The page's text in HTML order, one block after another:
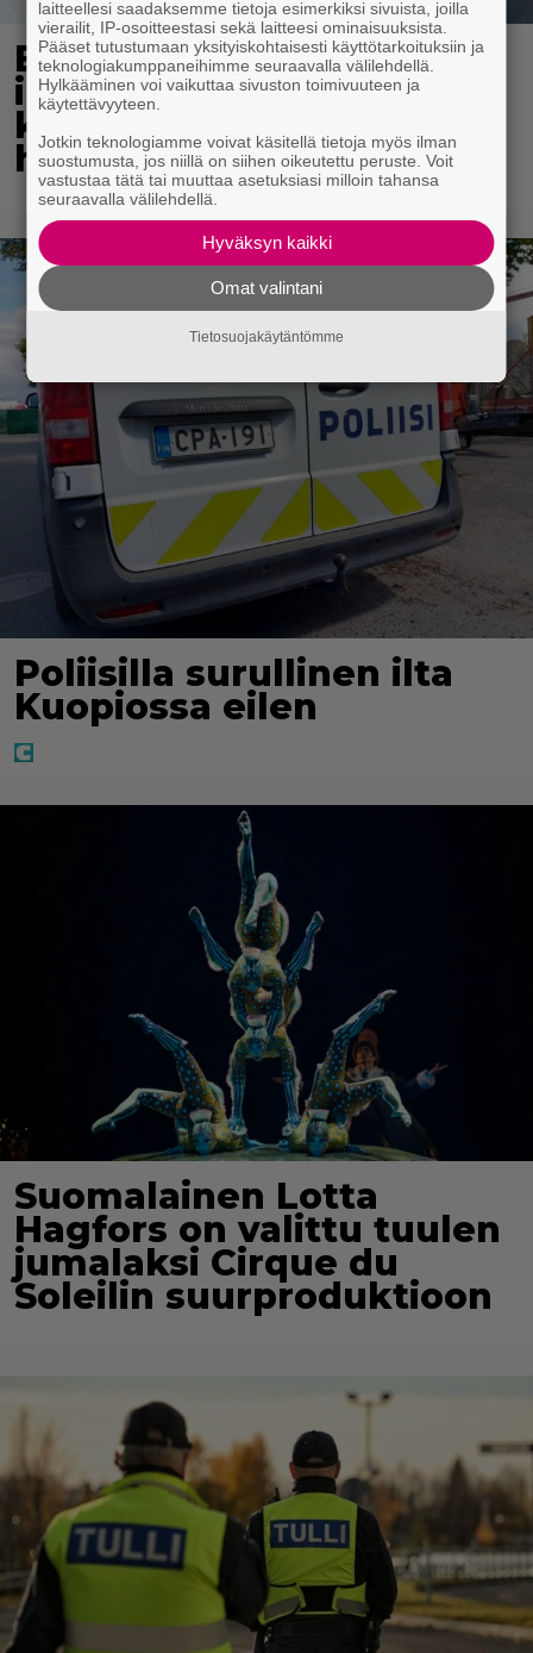
Ekaluokkalaisille jaetaan
ilmainen kotiavain –
katso, mistä sen voi
hakea
Poliisilla surullinen ilta
Kuopiossa eilen
Suomalainen Lotta
Hagfors on valittu tuulen
jumalaksi Cirque du
Soleilin suurproduktioon
laitteellesi saadaksemme tietoja esimerkiksi sivuista, joilla
vierailit, IP-osoitteestasi sekä laitteesi ominaisuuksista.
Pääset tutustumaan yksityiskohtaisesti käyttötarkoituksiin ja
teknologiakumppaneihimme seuraavalla välilehdellä.
Hylkääminen voi vaikuttaa sivuston toimivuuteen ja
käytettävyyteen.
Jotkin teknologiamme voivat käsitellä tietoja myös ilman
suostumusta, jos niillä on siihen oikeutettu peruste. Voit
vastustaa tätä tai muuttaa asetuksiasi milloin tahansa
seuraavalla välilehdellä.
Hyväksyn kaikki
Omat valintani
Tietosuojakäytäntömme